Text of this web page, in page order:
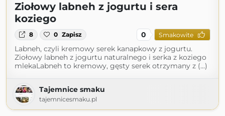
Ziołowy labneh z jogurtu i sera
koziego
8 0 Zapisz 0 Smakowite
Labneh, czyli kremowy serek kanapkowy z jogurtu.
Ziołowy labneh z jogurtu naturalnego i serka z koziego
mlekaLabneh to kremowy, gęsty serek otrzymany z (...)
Tajemnice smaku
tajemnicesmaku.pl